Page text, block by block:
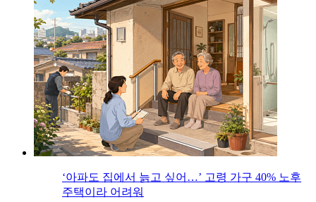
‘아파도 집에서 늙고 싶어…’ 고령 가구 40% 노후
주택이라 어려워